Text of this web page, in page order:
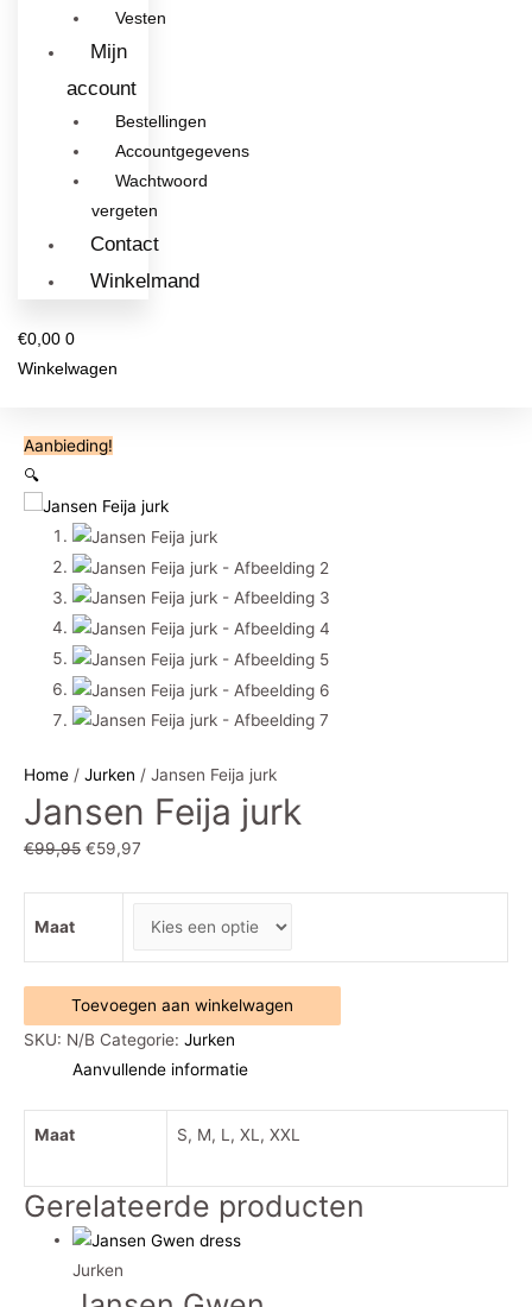
Vesten
Mijn
account
Bestellingen
Accountgegevens
Wachtwoord
vergeten
Contact
Winkelmand
€0,00 0
Winkelwagen
Aanbieding!
🔍
Home / Jurken / Jansen Feija jurk
Jansen Feija jurk
€99,95 Oorspronkelijke
€59,97
€59,97.
Maat
Jansen
Feija
Toevoegen aan winkelwagen
SKU: N/B Categorie: Jurken
Aanvullende informatie
Maat S, M, L, XL, XXL
Gerelateerde producten
Jurken